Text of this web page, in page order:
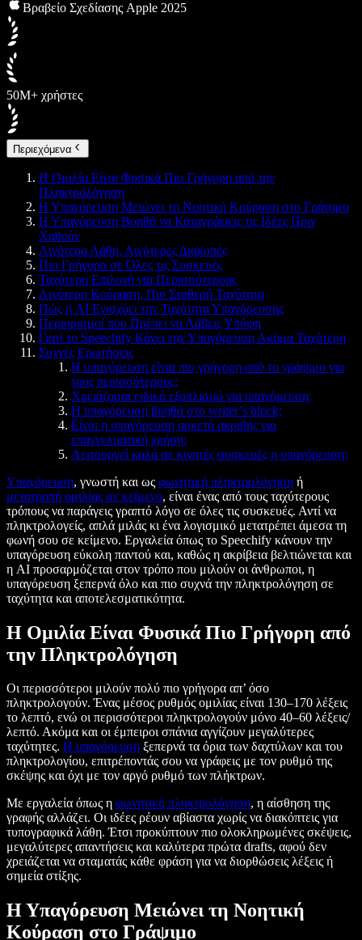
Βραβείο Σχεδίασης Apple 2025
50M+ χρήστες
Περιεχόμενα
Η Ομιλία Είναι Φυσικά Πιο Γρήγορη από την
Πληκτρολόγηση
Η Υπαγόρευση Μειώνει τη Νοητική Κούραση στο Γράψιμο
Η Υπαγόρευση Βοηθά να Καταγράψεις τις Ιδέες Πριν
Χαθούν
Λιγότερα Λάθη, Λιγότερες Διακοπές
Πιο Γρήγορα σε Όλες τις Συσκευές
Ταχύτερη Επιλογή για Περισσότερους
Λιγότερη Κούραση, Πιο Σταθερή Ταχύτητα
Πώς η AI Ενισχύει την Ταχύτητα Υπαγόρευσης
Περιορισμοί που Πρέπει να Λάβεις Υπόψη
Γιατί το Speechify Κάνει την Υπαγόρευση Ακόμα Ταχύτερη
Συχνές Ερωτήσεις
Η υπαγόρευση είναι πιο γρήγορη από το γράψιμο για
τους περισσότερους;
Χρειάζομαι ειδικό εξοπλισμό για υπαγόρευση;
Η υπαγόρευση βοηθά στο writer’s block;
Είναι η υπαγόρευση αρκετά ακριβής για
επαγγελματική χρήση;
Λειτουργεί καλά σε κινητές συσκευές η υπαγόρευση;
Υπαγόρευση, γνωστή και ως φωνητική πληκτρολόγηση ή
μετατροπή ομιλίας σε κείμενο, είναι ένας από τους ταχύτερους
τρόπους να παράγεις γραπτό λόγο σε όλες τις συσκευές. Αντί να
πληκτρολογείς, απλά μιλάς κι ένα λογισμικό μετατρέπει άμεσα τη
φωνή σου σε κείμενο. Εργαλεία όπως το Speechify κάνουν την
υπαγόρευση εύκολη παντού και, καθώς η ακρίβεια βελτιώνεται και
η AI προσαρμόζεται στον τρόπο που μιλούν οι άνθρωποι, η
υπαγόρευση ξεπερνά όλο και πιο συχνά την πληκτρολόγηση σε
ταχύτητα και αποτελεσματικότητα.
Η Ομιλία Είναι Φυσικά Πιο Γρήγορη από
την Πληκτρολόγηση
Οι περισσότεροι μιλούν πολύ πιο γρήγορα απ’ όσο
πληκτρολογούν. Ένας μέσος ρυθμός ομιλίας είναι 130–170 λέξεις
το λεπτό, ενώ οι περισσότεροι πληκτρολογούν μόνο 40–60 λέξεις/
λεπτό. Ακόμα και οι έμπειροι σπάνια αγγίζουν μεγαλύτερες
ταχύτητες. Η υπαγόρευση ξεπερνά τα όρια των δαχτύλων και του
πληκτρολογίου, επιτρέποντάς σου να γράφεις με τον ρυθμό της
σκέψης και όχι με τον αργό ρυθμό των πλήκτρων.
Με εργαλεία όπως η φωνητική πληκτρολόγηση, η αίσθηση της
γραφής αλλάζει. Οι ιδέες ρέουν αβίαστα χωρίς να διακόπτεις για
τυπογραφικά λάθη. Έτσι προκύπτουν πιο ολοκληρωμένες σκέψεις,
μεγαλύτερες απαντήσεις και καλύτερα πρώτα drafts, αφού δεν
χρειάζεται να σταματάς κάθε φράση για να διορθώσεις λέξεις ή
σημεία στίξης.
Η Υπαγόρευση Μειώνει τη Νοητική
Κούραση στο Γράψιμο